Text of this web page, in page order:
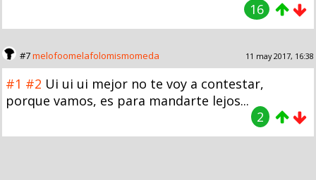
16
#7melofoomelafolomismomeda 11 may 2017, 16:38
#1 #2 Ui ui ui mejor no te voy a contestar,
porque vamos, es para mandarte lejos...
2